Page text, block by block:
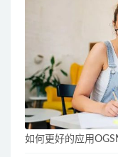
如何更好的应用